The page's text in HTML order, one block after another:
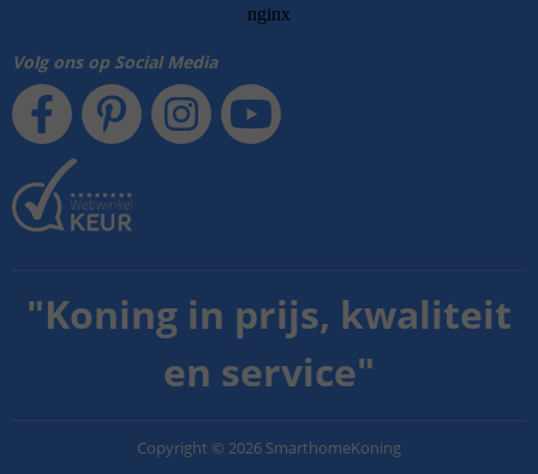
Volg ons op Social Media
"Koning in prijs, kwaliteit
en service"
Copyright © 2026 SmarthomeKoning